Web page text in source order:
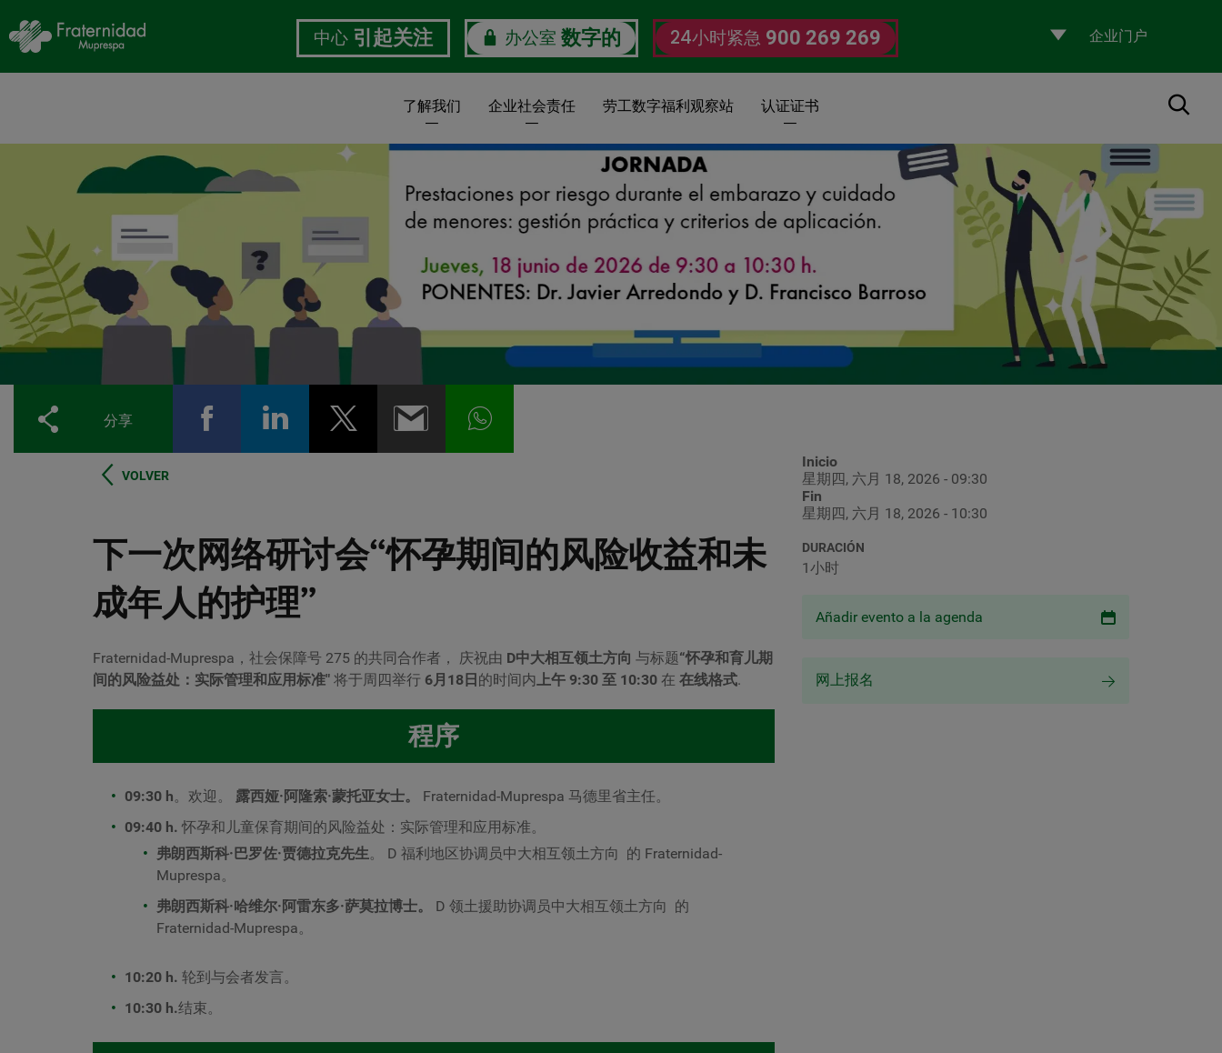
中心 引起关注 办公室 数字的 24小时紧急 900 269 269
Selecciona
un
了解我们 企业社会责任 劳工数字福利观察站 认证证书 搜索
分享
VOLVER
下一次网络研讨会“怀孕期间的风险收益和未
成年人的护理”
Fraternidad-Muprespa，社会保障号 275 的共同合作者， 庆祝由 D中大相互领土方向 与标题“怀孕和育儿期
间的风险益处：实际管理和应用标准" 将于周四举行 6月18日 的时间内上午 9:30 至 10:30 在 在线格式.
程序
09:30 h。欢迎。 露西娅·阿隆索·蒙托亚女士。
Fraternidad-Muprespa 马德里省主任。
09:40 h. 怀孕和儿童保育期间的风险益处：实际管理和应用标准。
弗朗西斯科·巴罗佐·贾德拉克先生。 D 福利地区协调员中大相互领土方向 的 Fraternidad-
Muprespa。
弗朗西斯科·哈维尔·阿雷东多·萨莫拉博士。
D 领土援助协调员中大相互领土方向 的
Fraternidad-Muprespa。
10:20 h. 轮到与会者发言。
10:30 h.结束。
Inicio
星期四, 六月 18, 2026 - 09:30
Fin
星期四, 六月 18, 2026 - 10:30
DURACIÓN
1小时
Añadir evento a la agenda
网上报名